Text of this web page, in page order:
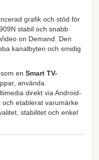
grafik och stöd för
stabil och snabb
on Demand. Den
kanalbyten och smidig
en Smart TV-
använda
direkt via Android-
etablerat varumärke
stabilitet och enkel